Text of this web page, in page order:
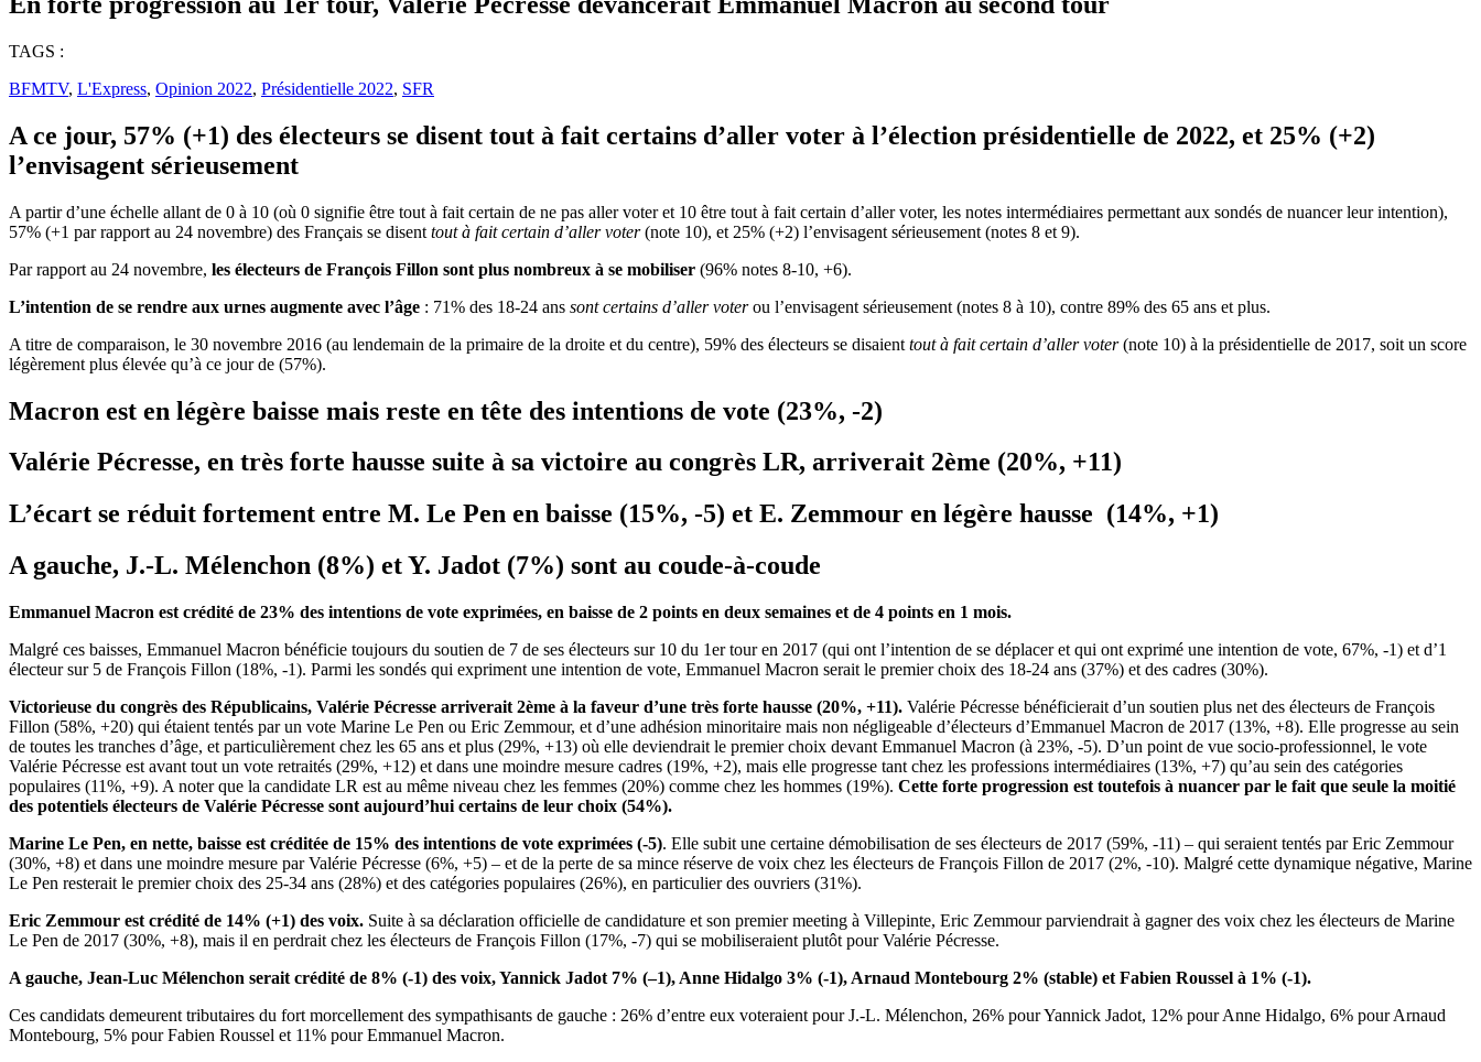
TAGS :
BFMTV, L'Express, Opinion 2022, Présidentielle 2022, SFR
A ce jour, 57% (+1) des électeurs se disent tout à fait certains d’aller voter à l’élection présidentielle de 2022, et 25% (+2)
l’envisagent sérieusement
A partir d’une échelle allant de 0 à 10 (où 0 signifie être tout à fait certain de ne pas aller voter et 10 être tout à fait certain d’aller voter, les notes intermédiaires permettant aux sondés de nuancer leur intention),
57% (+1 par rapport au 24 novembre) des Français se disent tout à fait certain d’aller voter(note 10), et 25% (+2) l’envisagent sérieusement (notes 8 et 9).
Par rapport au 24 novembre, les électeurs de François Fillon sont plus nombreux à se mobiliser (96% notes 8-10, +6).
L’intention de se rendre aux urnes augmente avec l’âge : 71% des 18-24 ans sont certains d’aller voterou l’envisagent sérieusement (notes 8 à 10), contre 89% des 65 ans et plus.
A titre de comparaison, le 30 novembre 2016 (au lendemain de la primaire de la droite et du centre), 59% des électeurs se disaient tout à fait certain d’aller voter(note 10) à la présidentielle de 2017, soit un score
légèrement plus élevée qu’à ce jour de (57%).
Macron est en légère baisse mais reste en tête des intentions de vote (23%, -2)
Valérie Pécresse, en très forte hausse suite à sa victoire au congrès LR, arriverait 2ème (20%, +11)
L’écart se réduit fortement entre M. Le Pen en baisse (15%, -5) et E. Zemmour en légère hausse (14%, +1)
A gauche, J.-L. Mélenchon (8%) et Y. Jadot (7%) sont au coude-à-coude
Emmanuel Macron est crédité de 23% des intentions de vote exprimées, en baisse de 2 points en deux semaines et de 4 points en 1 mois.
Malgré ces baisses, Emmanuel Macron bénéficie toujours du soutien de 7 de ses électeurs sur 10 du 1er tour en 2017 (qui ont l’intention de se déplacer et qui ont exprimé une intention de vote, 67%, -1) et d’1
électeur sur 5 de François Fillon (18%, -1). Parmi les sondés qui expriment une intention de vote, Emmanuel Macron serait le premier choix des 18-24 ans (37%) et des cadres (30%).
Victorieuse du congrès des Républicains, Valérie Pécresse arriverait 2ème à la faveur d’une très forte hausse (20%, +11). Valérie Pécresse bénéficierait d’un soutien plus net des électeurs de François
Fillon (58%, +20) qui étaient tentés par un vote Marine Le Pen ou Eric Zemmour, et d’une adhésion minoritaire mais non négligeable d’électeurs d’Emmanuel Macron de 2017 (13%, +8). Elle progresse au sein
de toutes les tranches d’âge, et particulièrement chez les 65 ans et plus (29%, +13) où elle deviendrait le premier choix devant Emmanuel Macron (à 23%, -5). D’un point de vue socio-professionnel, le vote
Valérie Pécresse est avant tout un vote retraités (29%, +12) et dans une moindre mesure cadres (19%, +2), mais elle progresse tant chez les professions intermédiaires (13%, +7) qu’au sein des catégories
populaires (11%, +9). A noter que la candidate LR est au même niveau chez les femmes (20%) comme chez les hommes (19%). Cette forte progression est toutefois à nuancer par le fait que seule la moitié
des potentiels électeurs de Valérie Pécresse sont aujourd’hui certains de leur choix (54%).
Marine Le Pen, en nette, baisse est créditée de 15% des intentions de vote exprimées (-5). Elle subit une certaine démobilisation de ses électeurs de 2017 (59%, -11) – qui seraient tentés par Eric Zemmour
(30%, +8) et dans une moindre mesure par Valérie Pécresse (6%, +5) – et de la perte de sa mince réserve de voix chez les électeurs de François Fillon de 2017 (2%, -10). Malgré cette dynamique négative, Marine
Le Pen resterait le premier choix des 25-34 ans (28%) et des catégories populaires (26%), en particulier des ouvriers (31%).
Eric Zemmour est crédité de 14% (+1) des voix. Suite à sa déclaration officielle de candidature et son premier meeting à Villepinte, Eric Zemmour parviendrait à gagner des voix chez les électeurs de Marine
Le Pen de 2017 (30%, +8), mais il en perdrait chez les électeurs de François Fillon (17%, -7) qui se mobiliseraient plutôt pour Valérie Pécresse.
A gauche, Jean-Luc Mélenchon serait crédité de 8% (-1) des voix, Yannick Jadot 7% (–1), Anne Hidalgo 3% (-1), Arnaud Montebourg 2% (stable) et Fabien Roussel à 1% (-1).
Ces candidats demeurent tributaires du fort morcellement des sympathisants de gauche : 26% d’entre eux voteraient pour J.-L. Mélenchon, 26% pour Yannick Jadot, 12% pour Anne Hidalgo, 6% pour Arnaud
Montebourg, 5% pour Fabien Roussel et 11% pour Emmanuel Macron.